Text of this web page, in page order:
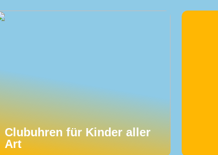
Clubuhren für Kinder aller
Art